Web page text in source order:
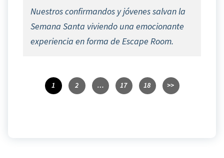
Nuestros confirmandos y jóvenes salvan la
Semana Santa viviendo una emocionante
experiencia en forma de Escape Room.
1 2 … 17 18